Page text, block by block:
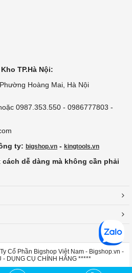
TP.Hà Nội:
Hoàng Mai, Hà Nội
0987.353.550 - 0986777803 -
ty: bigshop.vn - kingtools.vn
dễ dàng mà không cần phải
Cổ Phần Bigshop Việt Nam - Bigshop.vn -
- DỤNG CỤ CHÍNH HÃNG *****